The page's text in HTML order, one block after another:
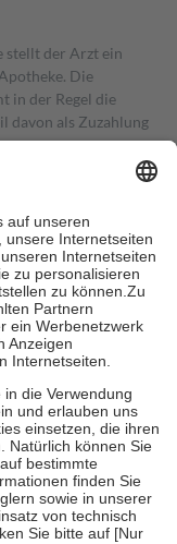
stellt der Arzt ein
Die
in der Regel die
davon als Zuzahlung
in Höhe von zehn
als die tatsächlichen
Apotheken.
beträgt die
Euro je
eigene Gesundheit zu
zu unterstützen,
18. Lebensjahr
die von der